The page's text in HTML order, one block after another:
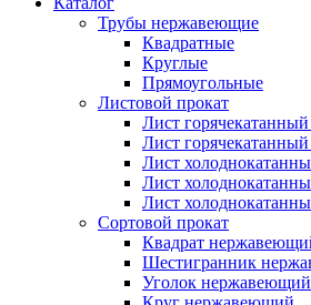
Трубы нержавеющие
Квадратные
Круглые
Прямоугольные
Листовой прокат
Лист
Лист
Лист
Лист
Лист
Сортовой прокат
Квадрат
Шестигранник
Уголок нержавеющий